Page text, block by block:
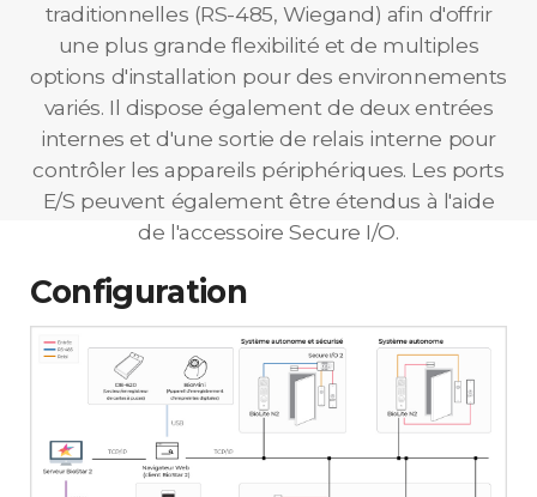
traditionnelles (RS-485, Wiegand) afin d'offrir
une plus grande flexibilité et de multiples
options d'installation pour des environnements
variés. Il dispose également de deux entrées
internes et d'une sortie de relais interne pour
contrôler les appareils périphériques. Les ports
E/S peuvent également être étendus à l'aide
de l'accessoire Secure I/O.
Configuration